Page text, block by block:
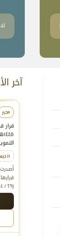
آخر
خبر
۱۱ ديسمبر ۲۰۲۳
أصدرت
(۲۹ / ۰٤ / ۱٤٤٥هـ).
خبر
خبر